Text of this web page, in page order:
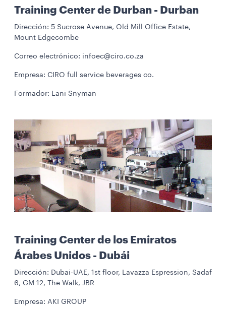
Training Center de Durban - Durban
Dirección: 5 Sucrose Avenue, Old Mill Office Estate,
Mount Edgecombe
Correo electrónico: infoec@ciro.co.za
Empresa: CIRO full service beverages co.
Formador: Lani Snyman
Training Center de los Emiratos
Árabes Unidos - Dubái
Dirección: Dubai-UAE, 1st floor, Lavazza Espression, Sadaf
6, GM 12, The Walk, JBR
Empresa: AKI GROUP